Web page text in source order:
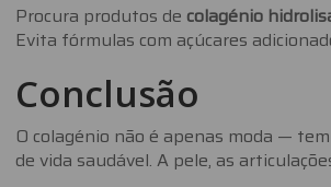
Procura produtos de colagénio
Evita fórmulas com açúcares
Conclusão
O colagénio não é apenas moda —
de vida saudável. A pele, as